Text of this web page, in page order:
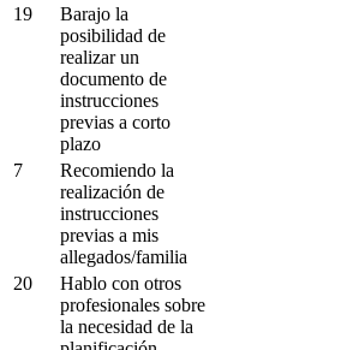
19
Barajo la
posibilidad de
realizar un
documento de
instrucciones
previas a corto
plazo
7
Recomiendo la
realización de
instrucciones
previas a mis
allegados/familia
20
Hablo con otros
profesionales sobre
la necesidad de la